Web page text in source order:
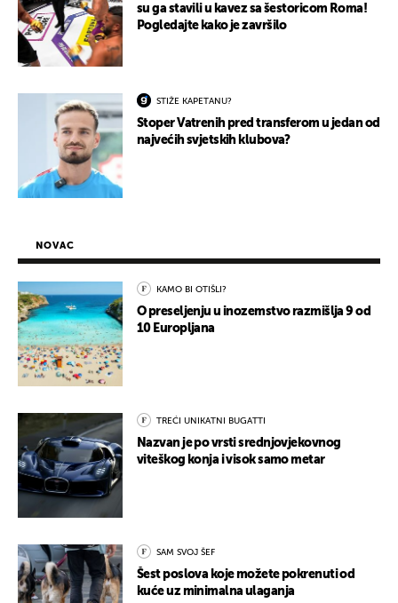
su ga stavili u kavez sa šestoricom Roma!
Pogledajte kako je završilo
STIŽE KAPETANU?
Stoper Vatrenih pred transferom u jedan od
najvećih svjetskih klubova?
NOVAC
KAMO BI OTIŠLI?
O preseljenju u inozemstvo razmišlja 9 od
10 Europljana
TREĆI UNIKATNI BUGATTI
Nazvan je po vrsti srednjovjekovnog
viteškog konja i visok samo metar
SAM SVOJ ŠEF
Šest poslova koje možete pokrenuti od
kuće uz minimalna ulaganja